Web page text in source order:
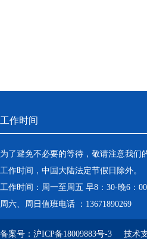
工作时间
为了避免不必要的等待，敬请注意我们
工作时间，中国大陆法定节假日除外。
工作时间：周一至周五 早8：30-晚6：00
周六、周日值班电话 ：13671890269
备案号： 沪ICP备18009883号-3 技术支